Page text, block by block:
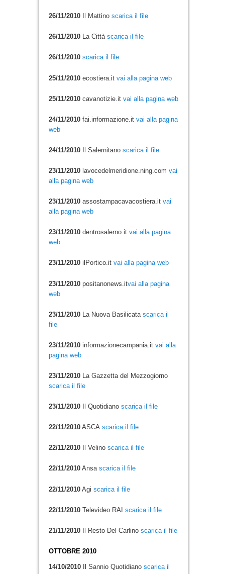
26/11/2010 Il Mattino scarica il file
26/11/2010 La Città scarica il file
26/11/2010 scarica il file
25/11/2010 ecostiera.it vai alla pagina web
25/11/2010 cavanotizie.it vai alla pagina web
24/11/2010 fai.informazione.it vai alla pagina
web
24/11/2010 Il Salernitano scarica il file
23/11/2010 lavocedelmeridione.ning.com vai
alla pagina web
23/11/2010 assostampacavacostiera.it vai
alla pagina web
23/11/2010 dentrosalerno.it vai alla pagina
web
23/11/2010 ilPortico.it vai alla pagina web
23/11/2010 positanonews.itvai alla pagina
web
23/11/2010 La Nuova Basilicata scarica il
file
23/11/2010 informazionecampania.it vai alla
pagina web
23/11/2010La Gazzetta del Mezzogiorno
scarica il file
23/11/2010 Il Quotidiano scarica il file
22/11/2010ASCA scarica il file
22/11/2010Il Velino scarica il file
22/11/2010Ansa scarica il file
22/11/2010Agi scarica il file
22/11/2010Televideo RAI scarica il file
21/11/2010 Il Resto Del Carlino scarica il file
OTTOBRE 2010
14/10/2010Il Sannio Quotidiano scarica il